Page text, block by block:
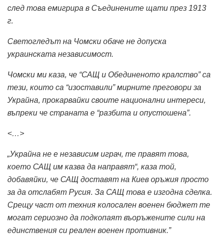
след това емигрира в Съединените щати през 1913
г.
Светогледът на Чомски обаче не допуска
украинската независимост.
Чомски ми каза, че “САЩ и Обединеното кралство” са
тези, които са “изоставили” мирните преговори за
Украйна, прокарвайки своите национални интереси,
въпреки че страната е “разбита и опустошена”.
<…>
„Украйна не е независим играч, те правят това,
което САЩ им казва да направят“, каза той,
добавяйки, че САЩ доставят на Киев оръжия просто
за да отслабят Русия. За САЩ това е изгодна сделка.
Срещу част от техния колосален военен бюджет те
могат сериозно да подкопаят въоръжените сили на
единствения си реален военен противник.”